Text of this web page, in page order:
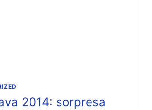
2014: sorpresa